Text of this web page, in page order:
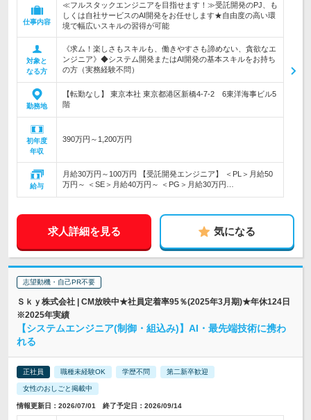
仕事内容
≪フルスタックエンジニアを目指せます！≫受託開発のPJ、も
しくは自社サービスのAI開発をお任せします★自由度の高い環
境で幅広いスキルの習得が可能
対象と
なる方
《求ム！楽しさもスキルも、働きやすさも諦めない、貪欲なエ
ンジニア》◆システム開発またはAI開発の基本スキルをお持ち
の方（実務経験不問）
勤務地
【転勤なし】 東京本社 東京都港区新橋4-7-2 6東洋海事ビル5
階
初年度
年収
390万円～1,200万円
給与
月給30万円～100万円 【受託開発エンジニア】 ＜PL＞月給50
万円～ ＜SE＞月給40万円～ ＜PG＞月給30万円…
求人詳細を見る 気になる
志望動機・自己PR不要
Ｓｋｙ株式会社 | CM放映中★社員定着率95％(2025年3月期)★年休124日
※2025年実績
【システムエンジニア(制御・組込み)】AI・最先端技術に携わ
れる
正社員 職種未経験OK 学歴不問 第二新卒歓迎
女性のおしごと掲載中
情報更新日：2026/07/01 終了予定日：2026/09/14